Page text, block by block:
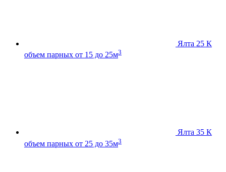
Ялта 25 К
объем парных от 15 до 25м3
Ялта 35 К
объем парных от 25 до 35м3